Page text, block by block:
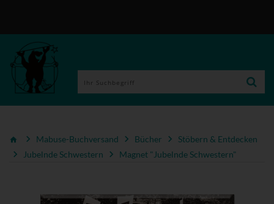
Mabuse-Buchversand Bücher
Stöbern & Entdecken
Jubelnde Schwestern
Magnet "Jubelnde Schwestern"